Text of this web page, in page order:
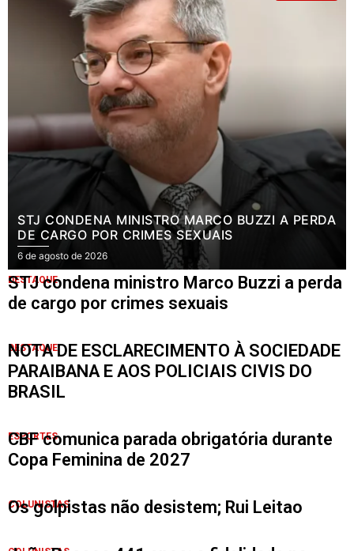
STJ CONDENA MINISTRO MARCO BUZZI A PERDA
DE CARGO POR CRIMES SEXUAIS
6 de agosto de 2026
DESTAQUE
STJ condena ministro Marco Buzzi a perda
de cargo por crimes sexuais
DESTAQUE
NOTA DE ESCLARECIMENTO À SOCIEDADE
PARAIBANA E AOS POLICIAIS CIVIS DO
BRASIL
ESPORTES
CBF comunica parada obrigatória durante
Copa Feminina de 2027
COLUNISTAS
Os golpistas não desistem; Rui Leitao